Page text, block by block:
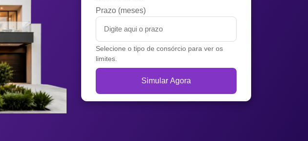
Prazo (meses)
Selecione o tipo de consórcio para ver os
limites.
Simular Agora